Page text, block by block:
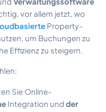
vor allem jetzt, wo
Property-
um Buchungen zu
Effizienz zu steigern.
Sie Online-
Integration und der